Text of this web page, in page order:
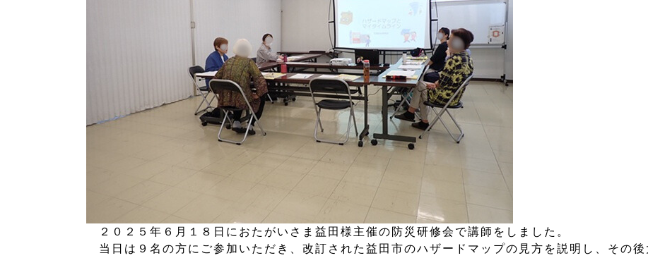
２０２５年６月１８日におたがいさま益田様主催の防災研修会で講師をしました。
当日は９名の方にご参加いただき、改訂された益田市のハザードマップの見方を説明し、その